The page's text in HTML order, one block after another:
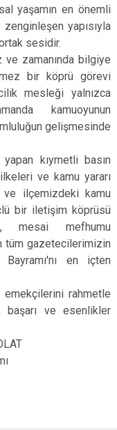
yaşamın en önemli
yapısıyla
sesidir.
zamanında bilgiye
bir köprü görevi
mesleği yalnızca
kamuoyunun
gelişmesinde
kıymetli basın
ve kamu yararı
ilçemizdeki kamu
bir iletişim köprüsü
mesai mefhumu
tüm gazetecilerimizin
en içten
rahmetle
başarı ve esenlikler